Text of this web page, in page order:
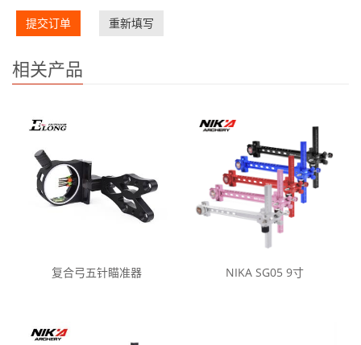
提交订单 重新填写
相关产品
复合弓五针瞄准器 NIKA SG05 9寸